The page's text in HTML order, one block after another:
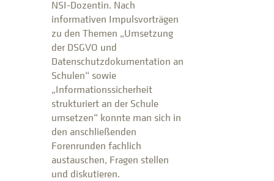
NSI-Dozentin. Nach
informativen Impulsvorträgen
zu den Themen „Umsetzung
der DSGVO und
Datenschutzdokumentation an
Schulen“ sowie
„Informationssicherheit
strukturiert an der Schule
umsetzen“ konnte man sich in
den anschließenden
Forenrunden fachlich
austauschen, Fragen stellen
und diskutieren.